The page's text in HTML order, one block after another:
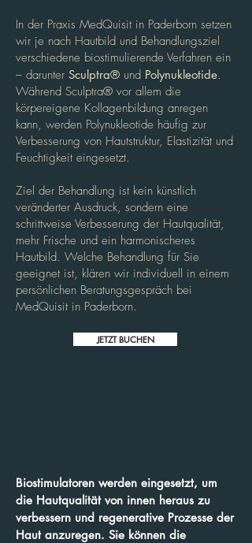
In der Praxis MedQuisit in Paderborn setzen
wir je nach Hautbild und Behandlungsziel
verschiedene biostimulierende Verfahren ein
– darunter Sculptra® und Polynukleotide.
Während Sculptra® vor allem die
körpereigene Kollagenbildung anregen
kann, werden Polynukleotide häufig zur
Verbesserung von Hautstruktur, Elastizität und
Feuchtigkeit eingesetzt.
Ziel der Behandlung ist kein künstlich
veränderter Ausdruck, sondern eine
schrittweise Verbesserung der Hautqualität,
mehr Frische und ein harmonischeres
Hautbild. Welche Behandlung für Sie
geeignet ist, klären wir individuell in einem
persönlichen Beratungsgespräch bei
MedQuisit in Paderborn.
JETZT BUCHEN
Biostimulatoren werden eingesetzt, um
die Hautqualität von innen heraus zu
verbessern und regenerative Prozesse der
Haut anzuregen. Sie können die